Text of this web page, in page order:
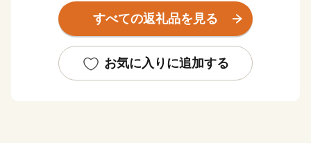
れております。世界遺産に登録されている今帰仁城跡
や、古宇利大橋、ワルミ大橋からの眺望は沖縄を代表す
※今帰仁村のふるさと納税お礼品はすべて今帰仁村の地
すべての返礼品を見る
お気に入りに追加する